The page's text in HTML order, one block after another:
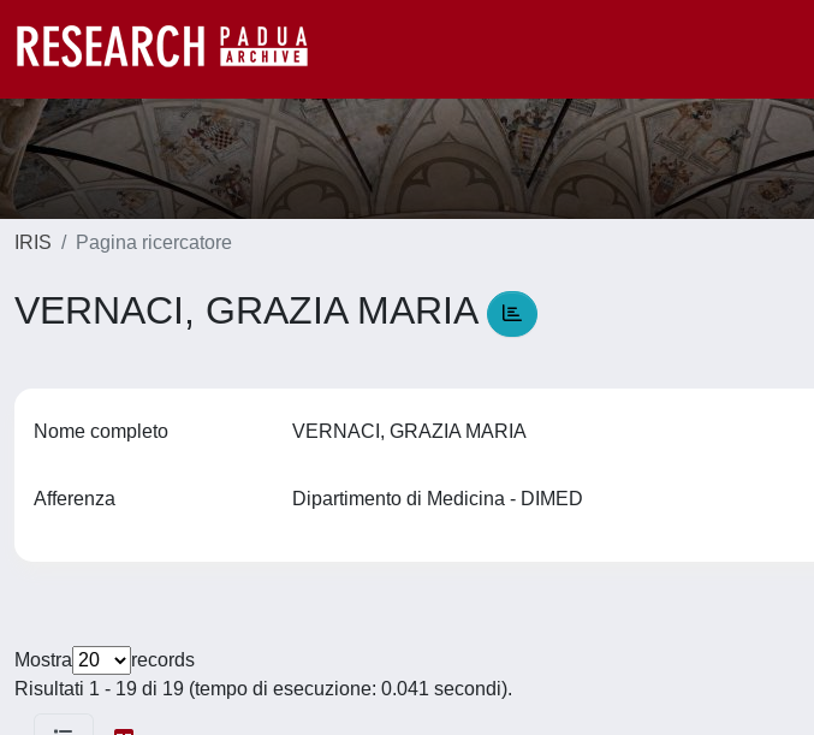
IRIS Pagina ricercatore
VERNACI, GRAZIA MARIA
Nome completo VERNACI, GRAZIA MARIA
Afferenza Dipartimento di Medicina - DIMED
Mostra
records
Risultati 1 - 19 di 19 (tempo di esecuzione: 0.041 secondi).